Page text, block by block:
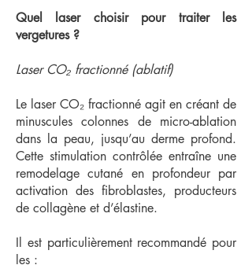
Quel laser choisir pour traiter les
vergetures ?
Laser CO₂ fractionné (ablatif)
Le laser CO₂ fractionné agit en créant de
minuscules colonnes de micro-ablation
dans la peau, jusqu’au derme profond.
Cette stimulation contrôlée entraîne une
remodelage cutané en profondeur par
activation des fibroblastes, producteurs
de collagène et d’élastine.
Il est particulièrement recommandé pour
les :